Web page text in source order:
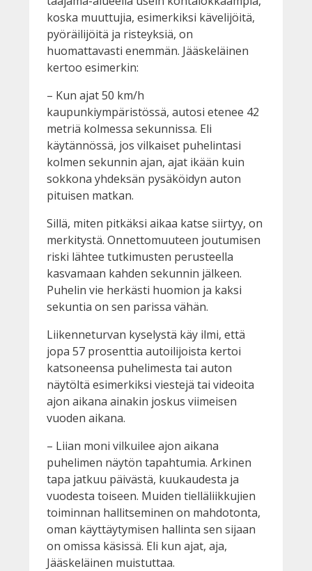
koska muuttujia, esimerkiksi kävelijöitä,
pyöräilijöitä ja risteyksiä, on
huomattavasti enemmän. Jääskeläinen
kertoo esimerkin:
– Kun ajat 50 km/h
kaupunkiympäristössä, autosi etenee 42
metriä kolmessa sekunnissa. Eli
käytännössä, jos vilkaiset puhelintasi
kolmen sekunnin ajan, ajat ikään kuin
sokkona yhdeksän pysäköidyn auton
pituisen matkan.
Sillä, miten pitkäksi aikaa katse siirtyy, on
merkitystä. Onnettomuuteen joutumisen
riski lähtee tutkimusten perusteella
kasvamaan kahden sekunnin jälkeen.
Puhelin vie herkästi huomion ja kaksi
sekuntia on sen parissa vähän.
Liikenneturvan kyselystä käy ilmi, että
jopa 57 prosenttia autoilijoista kertoi
katsoneensa puhelimesta tai auton
näytöltä esimerkiksi viestejä tai videoita
ajon aikana ainakin joskus viimeisen
vuoden aikana.
– Liian moni vilkuilee ajon aikana
puhelimen näytön tapahtumia. Arkinen
tapa jatkuu päivästä, kuukaudesta ja
vuodesta toiseen. Muiden tielläliikkujien
toiminnan hallitseminen on mahdotonta,
oman käyttäytymisen hallinta sen sijaan
on omissa käsissä. Eli kun ajat, aja,
Jääskeläinen muistuttaa.